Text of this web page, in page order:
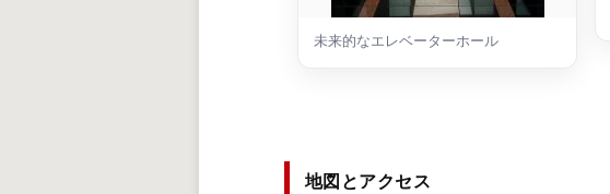
未来的なエレベーターホール
地図とアクセス